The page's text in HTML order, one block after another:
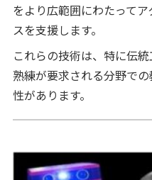
をより広範囲にわたって
スを支援します。
これらの技術は、特に伝
熟練が要求される分野で
性があります。